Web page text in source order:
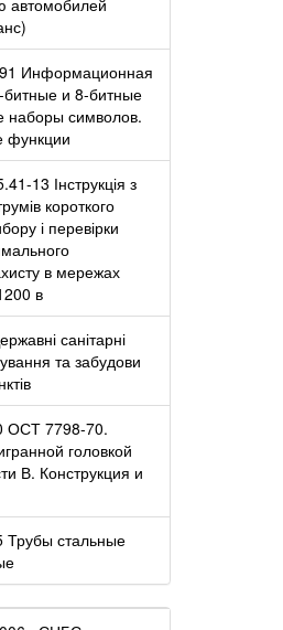
Информационная
битные и 8-битные
наборы символов.
функции
13 Інструкція з
короткого
і перевірки
в мережах
в
санітарні
та забудови
ОСТ 7798-70.
головкой
В. Конструкция и
стальные